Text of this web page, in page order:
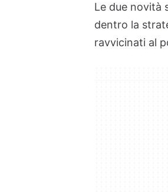
Le due novità
dentro la
ravvicinati al